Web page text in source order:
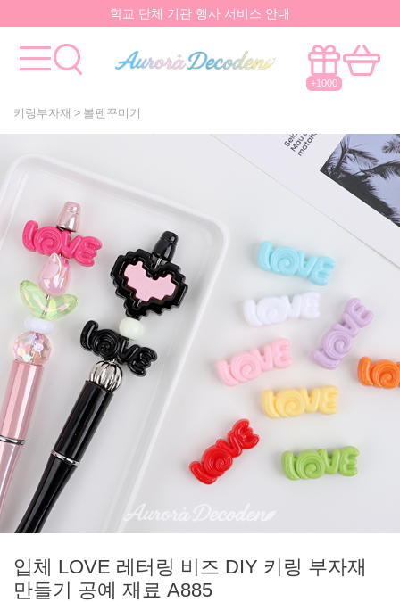
학교 단체 기관 행사 서비스 안내
모든걸 한곳에서!국내유일 원스톱 제작서비스
+1000
키링부자재 볼펜꾸미기
입체 LOVE 레터링 비즈 DIY 키링 부자재
만들기 공예 재료 A885